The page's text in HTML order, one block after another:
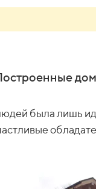
была лишь